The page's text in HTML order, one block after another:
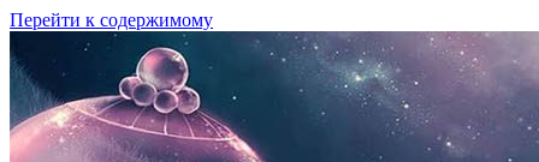
Перейти к содержимому